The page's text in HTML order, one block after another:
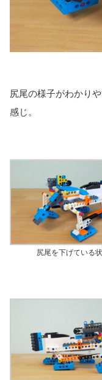
尻尾の様子がわかり
感じ。
尻尾を下げている